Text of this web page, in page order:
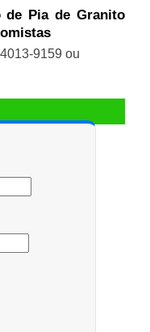
de Pia de Granito
9159 ou